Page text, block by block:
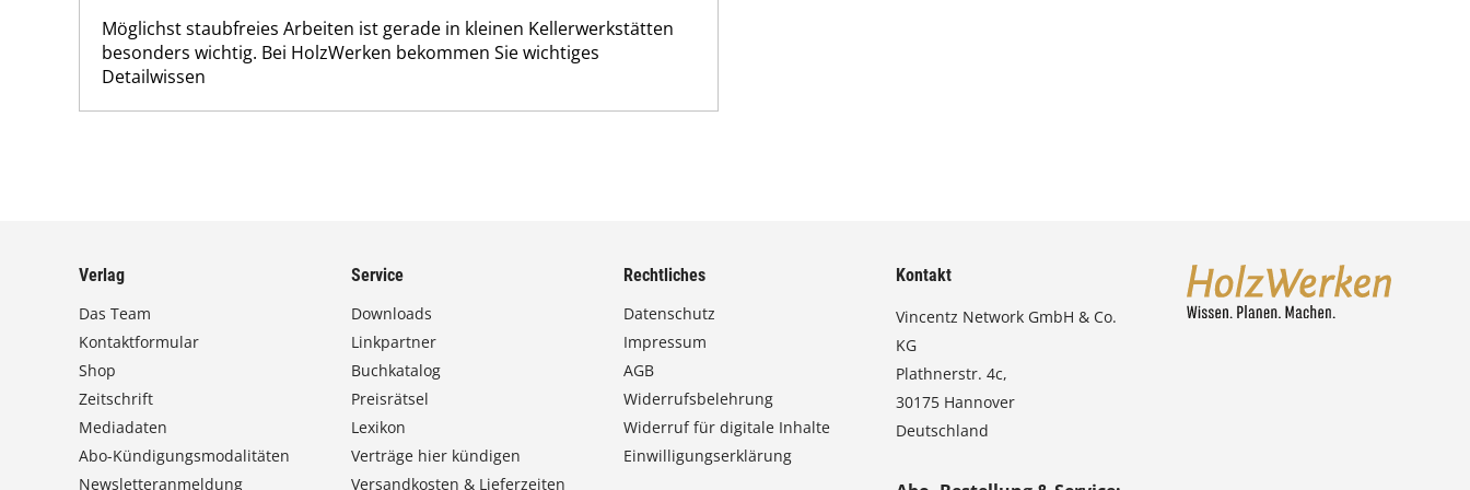
Möglichst staubfreies Arbeiten ist gerade in kleinen Kellerwerkstätten
besonders wichtig. Bei HolzWerken bekommen Sie wichtiges
Detailwissen
Verlag
Das Team
Kontaktformular
Shop
Zeitschrift
Mediadaten
Abo-Kündigungsmodalitäten
Newsletteranmeldung
Service
Downloads
Linkpartner
Buchkatalog
Preisrätsel
Lexikon
Verträge hier kündigen
Versandkosten & Lieferzeiten
Rechtliches
Datenschutz
Impressum
AGB
Widerrufsbelehrung
Widerruf für digitale Inhalte
Einwilligungserklärung
Kontakt
Vincentz Network GmbH & Co.
KG
Plathnerstr. 4c,
30175 Hannover
Deutschland